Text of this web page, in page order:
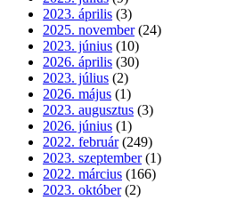
2023. április (3)
2025. november (24)
2023. június (10)
2026. április (30)
2023. július (2)
2026. május (1)
2023. augusztus (3)
2026. június (1)
2022. február (249)
2023. szeptember (1)
2022. március (166)
2023. október (2)